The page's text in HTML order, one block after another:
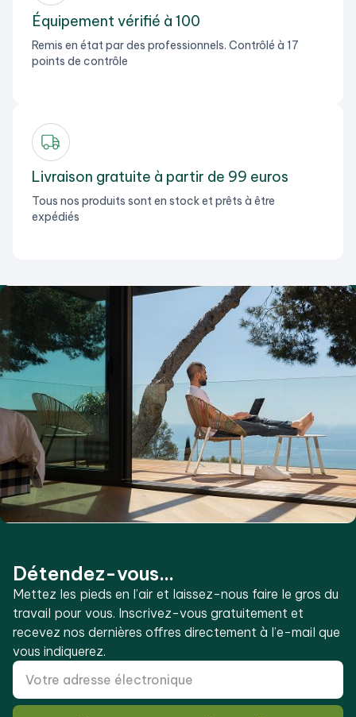
Équipement vérifié à 100
Remis en état par des professionnels. Contrôlé à 17
points de contrôle
Livraison gratuite à partir de 99 euros
Tous nos produits sont en stock et prêts à être
expédiés
Détendez-vous...
Mettez les pieds en l’air et laissez-nous faire le gros du
travail pour vous. Inscrivez-vous gratuitement et
recevez nos dernières offres directement à l’e-mail que
vous indiquerez.